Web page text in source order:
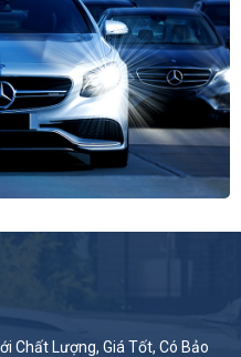
Chất Lượng, Giá Tốt, Có Bảo